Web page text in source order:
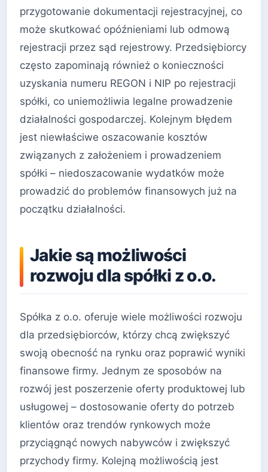
przygotowanie dokumentacji rejestracyjnej, co
może skutkować opóźnieniami lub odmową
rejestracji przez sąd rejestrowy. Przedsiębiorcy
często zapominają również o konieczności
uzyskania numeru REGON i NIP po rejestracji
spółki, co uniemożliwia legalne prowadzenie
działalności gospodarczej. Kolejnym błędem
jest niewłaściwe oszacowanie kosztów
związanych z założeniem i prowadzeniem
spółki – niedoszacowanie wydatków może
prowadzić do problemów finansowych już na
początku działalności.
Jakie są możliwości
rozwoju dla spółki z o.o.
Spółka z o.o. oferuje wiele możliwości rozwoju
dla przedsiębiorców, którzy chcą zwiększyć
swoją obecność na rynku oraz poprawić wyniki
finansowe firmy. Jednym ze sposobów na
rozwój jest poszerzenie oferty produktowej lub
usługowej – dostosowanie oferty do potrzeb
klientów oraz trendów rynkowych może
przyciągnąć nowych nabywców i zwiększyć
przychody firmy. Kolejną możliwością jest